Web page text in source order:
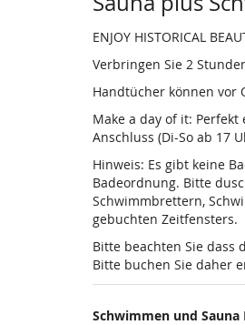
ENJOY HISTORICAL
Verbringen Sie 2
Handtücher können vor
Make a day of it:
Anschluss (Di-So ab 17
Hinweis: Es gibt keine
Badeordnung. Bitte
Schwimmbrettern,
gebuchten Zeitfensters.
Bitte beachten Sie dass
Bitte buchen Sie daher
Schwimmen und Sauna